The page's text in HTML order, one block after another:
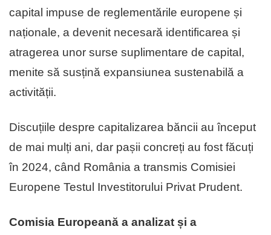
capital impuse de reglementările europene și
naționale, a devenit necesară identificarea și
atragerea unor surse suplimentare de capital,
menite să susțină expansiunea sustenabilă a
activității.
Discuțiile despre capitalizarea băncii au început
de mai mulți ani, dar pașii concreți au fost făcuți
în 2024, când România a transmis Comisiei
Europene Testul Investitorului Privat Prudent.
Comisia Europeană a analizat și a